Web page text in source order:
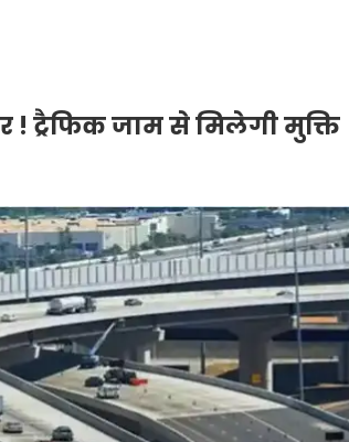
ट्रैफिक जाम से मिलेगी मुक्ति